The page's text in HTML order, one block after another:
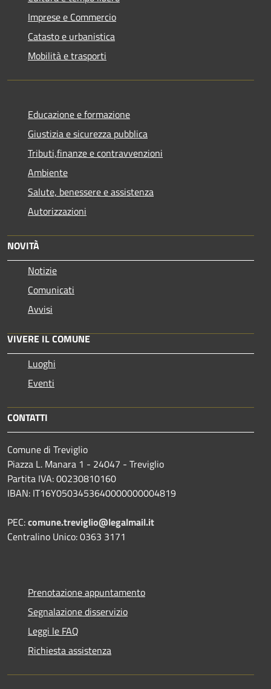
Imprese e Commercio
Catasto e urbanistica
Mobilità e trasporti
Educazione e formazione
Giustizia e sicurezza pubblica
Tributi,finanze e contravvenzioni
Ambiente
Salute, benessere e assistenza
Autorizzazioni
NOVITÀ
Notizie
Comunicati
Avvisi
VIVERE IL COMUNE
Luoghi
Eventi
CONTATTI
Comune di Treviglio
Piazza L. Manara 1 - 24047 - Treviglio
Partita IVA: 00230810160
IBAN: IT16Y0503453640000000004819
PEC:comune.treviglio@legalmail.it
Centralino Unico: 0363 3171
Prenotazione appuntamento
Segnalazione disservizio
Leggi le FAQ
Richiesta assistenza